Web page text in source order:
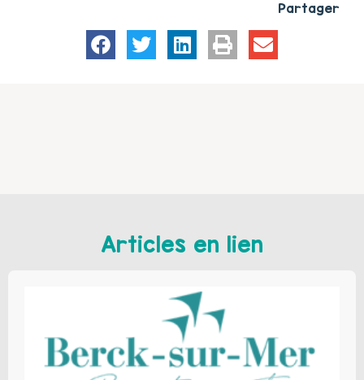
Partager
Articles en lien